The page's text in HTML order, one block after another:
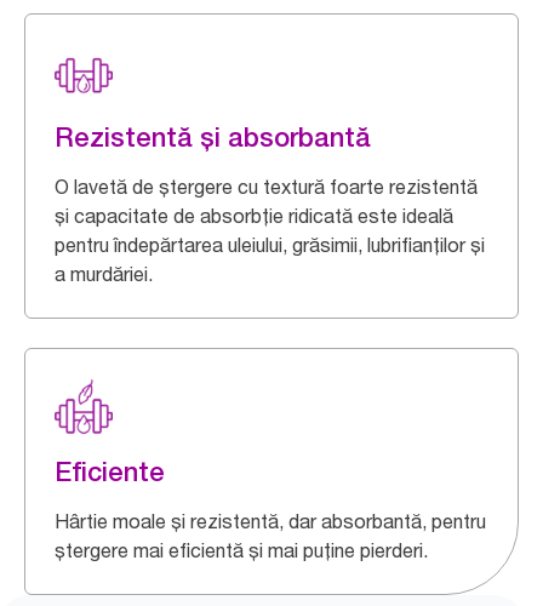
Rezistentă și absorbantă
O lavetă de ștergere cu textură foarte rezistentă
și capacitate de absorbție ridicată este ideală
pentru îndepărtarea uleiului, grăsimii, lubrifianților și
a murdăriei.
Eficiente
Hârtie moale și rezistentă, dar absorbantă, pentru
ștergere mai eficientă și mai puține pierderi.